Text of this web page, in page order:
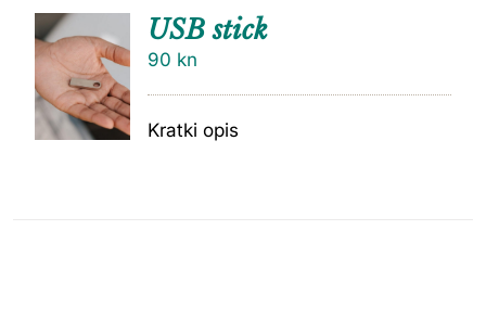
DODAJ
CU
USB stick
90 kn
Kratki opis